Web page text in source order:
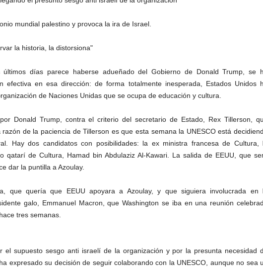
mundial palestino y provoca la ira de Israel.
la historia, la distorsiona"
días parece haberse adueñado del Gobierno de Donald Trump, se
efectiva en esa dirección: de forma totalmente inesperada, Estados Unidos
de Naciones Unidas que se ocupa de educación y cultura.
Donald Trump, contra el criterio del secretario de Estado, Rex Tillerson,
de la paciencia de Tillerson es que esta semana la UNESCO está
Hay dos candidatos con posibilidades: la ex ministra francesa de Cultura,
qatarí de Cultura, Hamad bin Abdulaziz Al-Kawari. La salida de EEUU, que
dar la puntilla a Azoulay.
que quería que EEUU apoyara a Azoulay, y que siguiera involucrada en
galo, Emmanuel Macron, que Washington se iba en una reunión
tres semanas.
el supuesto sesgo anti israelí de la organización y por la presunta necesidad
expresado su decisión de seguir colaborando con la UNESCO, aunque no sea